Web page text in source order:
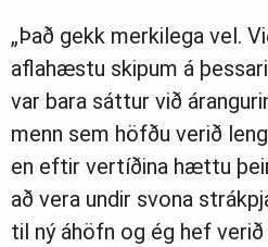
„Það gekk merkilega vel.
aflahæstu skipum á
var bara sáttur við
menn sem höfðu verið
en eftir vertíðina hættu
að vera undir svona
til ný áhöfn og ég hef